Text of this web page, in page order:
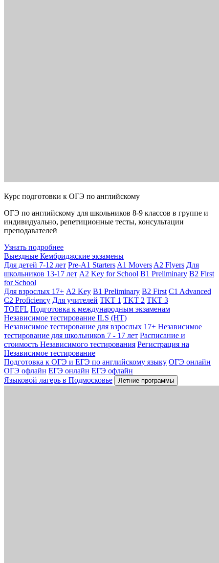
Курс подготовки к ОГЭ по английскому
ОГЭ по английскому для школьников 8-9 классов в группе и
индивидуально, репетиционные тесты, консультации
преподавателей
Узнать подробнее
Выездные Кембриджские экзамены
Для детей 7-12 лет Pre-A1 Starters A1 Movers A2 Flyers Для
школьников 13-17 лет A2 Key for School B1 Preliminary B2 First
for School
Для взрослых 17+ A2 Key B1 Preliminary B2 First C1 Advanced
C2 Proficiency Для учителей TKT 1 TKT 2 TKT 3
TOEFL Подготовка к международным экзаменам
Независимое тестирование ILS (НТ)
Независимое тестирование для взрослых 17+ Независимое
тестирование для школьников 7 - 17 лет Расписание и
стоимость Независимого тестирования Регистрация на
Независимое тестирование
Подготовка к ОГЭ и ЕГЭ по английскому языку ОГЭ онлайн
ОГЭ офлайн ЕГЭ онлайн ЕГЭ офлайн
Языковой лагерь в Подмосковье
Летние программы